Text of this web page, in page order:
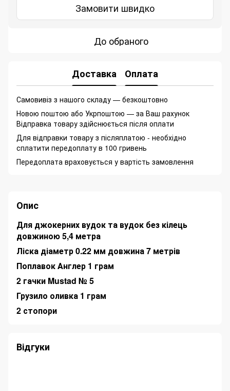
Замовити швидко
До обраного
Доставка Оплата
Самовивіз з нашого складу — безкоштовно
Новою поштою або Укрпоштою — за Ваш рахунок
Відправка товару здійснюється після оплати
Для відправки товару з післяплатою - необхідно
сплатити передоплату в 100 гривень
Передоплата враховується у вартість замовлення
Опис
Для джокерних вудок та вудок без кілець
довжиною 5,4 метра
Ліска діаметр 0.22 мм довжина 7 метрів
Поплавок Англер 1 грам
2 гачки Mustad № 5
Грузило оливка 1 грам
2 стопори
Відгуки